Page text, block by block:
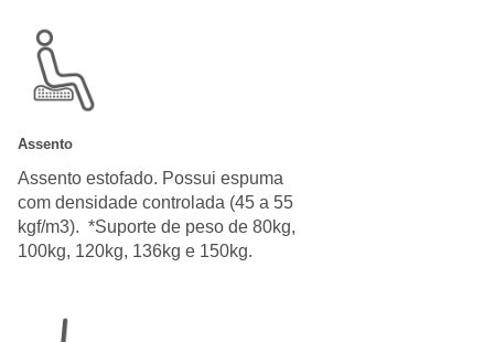
Assento
Assento estofado. Possui espuma
com densidade controlada (45 a 55
kgf/m3). *Suporte de peso de 80kg,
100kg, 120kg, 136kg e 150kg.